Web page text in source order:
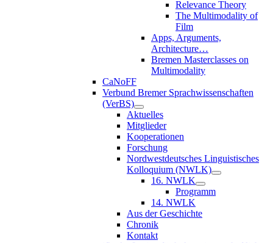
Relevance Theory
The Multimodality of
Film
Apps, Arguments,
Architecture…
Bremen Masterclasses on
Multimodality
CaNoFF
Verbund Bremer Sprachwissenschaften
(VerBS)
Aktuelles
Mitglieder
Kooperationen
Forschung
Nordwestdeutsches Linguistisches
Kolloquium (NWLK)
16. NWLK
Programm
14. NWLK
Aus der Geschichte
Chronik
Kontakt